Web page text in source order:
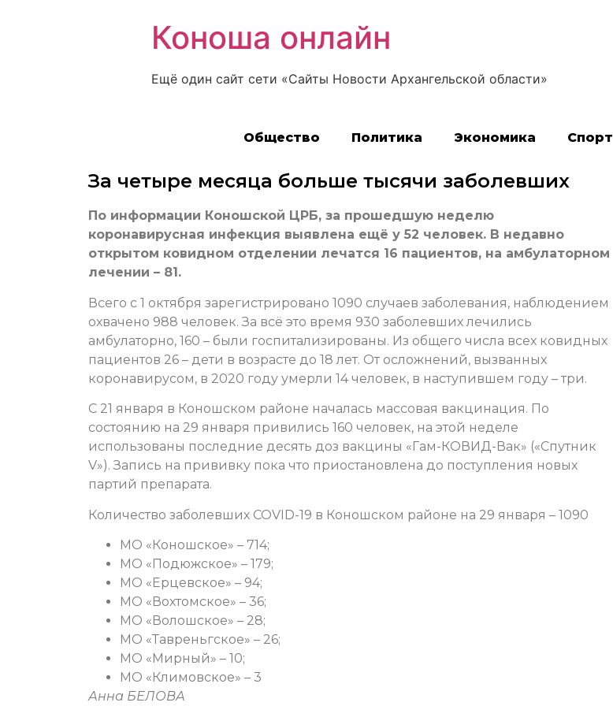
Коноша онлайн
Ещё один сайт сети «Сайты Новости Архангельской области»
Общество Политика Экономика Спорт
За четыре месяца больше тысячи заболевших
По информации Коношской ЦРБ, за прошедшую неделю
коронавирусная инфекция выявлена ещё у 52 человек. В недавно
открытом ковидном отделении лечатся 16 пациентов, на амбулаторном
лечении – 81.
Всего с 1 октября зарегистрировано 1090 случаев заболевания, наблюдением
охвачено 988 человек. За всё это время 930 заболевших лечились
амбулаторно, 160 – были госпитализированы. Из общего числа всех ковидных
пациентов 26 – дети в возрасте до 18 лет. От осложнений, вызванных
коронавирусом, в 2020 году умерли 14 человек, в наступившем году – три.
С 21 января в Коношском районе началась массовая вакцинация. По
состоянию на 29 января привились 160 человек, на этой неделе
использованы последние десять доз вакцины «Гам-КОВИД-Вак» («Спутник
V»). Запись на прививку пока что приостановлена до поступления новых
партий препарата.
Количество заболевших COVID-19 в Коношском районе на 29 января – 1090
МО «Коношское» – 714;
МО «Подюжское» – 179;
МО «Ерцевское» – 94;
МО «Вохтомское» – 36;
МО «Волошское» – 28;
МО «Тавреньгское» – 26;
МО «Мирный» – 10;
МО «Климовское» – 3
Анна БЕЛОВА